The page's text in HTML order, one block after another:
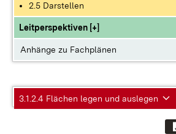
2.5 Darstellen
Leitperspektiven [+]
Anhänge zu Fachplänen
3.1.2.4 Flächen legen und auslegen